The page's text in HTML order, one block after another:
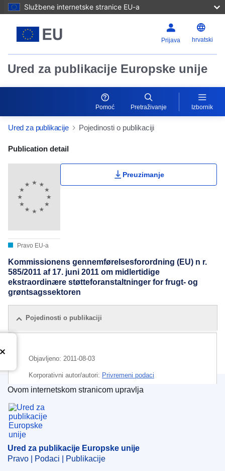
Službene internetske stranice EU-a
Prijava hrvatski
Ured za publikacije Europske unije
Pomoć Pretraživanje Izbornik
Ured za publikacije Pojedinosti o publikaciji
Publication Detail Actions Portlet
Publication detail
Pravo EU-a
Preuzimanje
Kommissionens gennemførelsesforordning (EU) n r.
585/2011 af 17. juni 2011 om midlertidige
ekstraordinære støtteforanstaltninger for frugt- og
grøntsagssektoren
Pojedinosti o publikaciji
Objavljeno: 2011-08-03
Korporativni autor/autori: Privremeni podaci
Ured za publikacije Europske unije
Ovom internetskom stranicom upravlja
Ured za publikacije Europske unije
Pravo | Podaci | Publikacije